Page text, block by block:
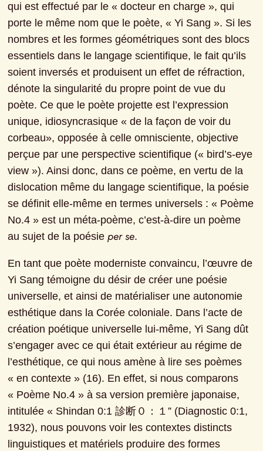
qui est effectué par le « docteur en charge », qui
porte le même nom que le poète, « Yi Sang ». Si les
nombres et les formes géométriques sont des blocs
essentiels dans le langage scientifique, le fait qu’ils
soient inversés et produisent un effet de réfraction,
dénote la singularité du propre point de vue du
poète. Ce que le poète projette est l’expression
unique, idiosyncrasique « de la façon de voir du
corbeau», opposée à celle omnisciente, objective
perçue par une perspective scientifique (« bird’s-eye
view »). Ainsi donc, dans ce poème, en vertu de la
dislocation même du langage scientifique, la poésie
se définit elle-même en termes universels : « Poème
No.4 » est un méta-poème, c’est-à-dire un poème
au sujet de la poésie per se.
En tant que poète moderniste convaincu, l’œuvre de
Yi Sang témoigne du désir de créer une poésie
universelle, et ainsi de matérialiser une autonomie
esthétique dans la Corée coloniale. Dans l’acte de
création poétique universelle lui-même, Yi Sang dût
s’engager avec ce qui était extérieur au régime de
l’esthétique, ce qui nous amène à lire ses poèmes
« en contexte » (16). En effet, si nous comparons
« Poème No.4 » à sa version première japonaise,
intitulée « Shindan 0:1 診断０：１” (Diagnostic 0:1,
1932), nous pouvons voir les contextes distincts
linguistiques et matériels produire des formes